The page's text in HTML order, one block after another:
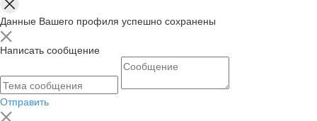
Данные Вашего профиля успешно сохранены
Написать сообщение
Отправить